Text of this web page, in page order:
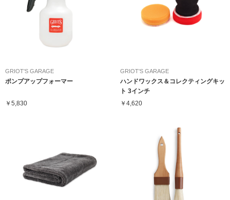
GRIOT'S GARAGE
ポンプアップフォーマー
￥5,830
GRIOT'S GARAGE
ハンドワックス＆コレクティングキッ
ト 3インチ
￥4,620